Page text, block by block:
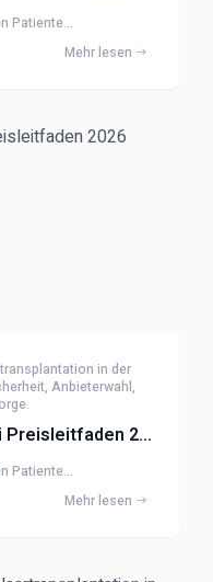
Patiente...
Mehr lesen
in der
Anbieterwahl,
Haartransplantation Türkei Preisleitfaden 2026
Patiente...
Mehr lesen